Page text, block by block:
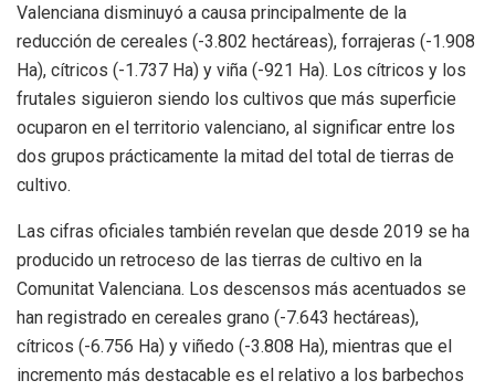
Valenciana disminuyó a causa principalmente de la
reducción de cereales (-3.802 hectáreas), forrajeras (-1.908
Ha), cítricos (-1.737 Ha) y viña (-921 Ha). Los cítricos y los
frutales siguieron siendo los cultivos que más superficie
ocuparon en el territorio valenciano, al significar entre los
dos grupos prácticamente la mitad del total de tierras de
cultivo.
Las cifras oficiales también revelan que desde 2019 se ha
producido un retroceso de las tierras de cultivo en la
Comunitat Valenciana. Los descensos más acentuados se
han registrado en cereales grano (-7.643 hectáreas),
cítricos (-6.756 Ha) y viñedo (-3.808 Ha), mientras que el
incremento más destacable es el relativo a los barbechos